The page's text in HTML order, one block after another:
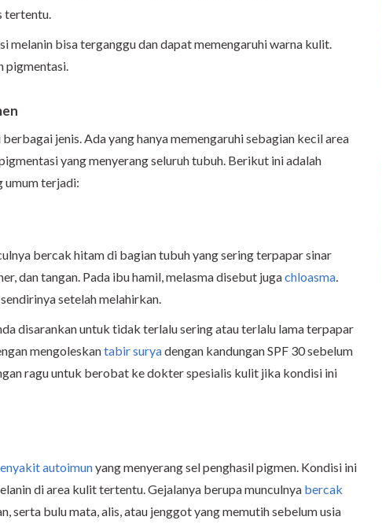
tertentu.
melanin bisa terganggu dan dapat memengaruhi warna kulit.
pigmentasi.
jenis. Ada yang hanya memengaruhi sebagian kecil area
yang menyerang seluruh tubuh. Berikut ini adalah
umum terjadi:
bercak hitam di bagian tubuh yang sering terpapar sinar
dan tangan. Pada ibu hamil, melasma disebut jugachloasma.
setelah melahirkan.
disarankan untuk tidak terlalu sering atau terlalu lama terpapar
mengoleskantabir suryadengan kandungan SPF 30 sebelum
ragu untuk berobat ke dokter spesialis kulit jika kondisi ini
autoimunyang menyerang sel penghasil pigmen. Kondisi ini
di area kulit tertentu. Gejalanya berupa munculnya bercak
serta bulu mata, alis, atau jenggot yang memutih sebelum usia